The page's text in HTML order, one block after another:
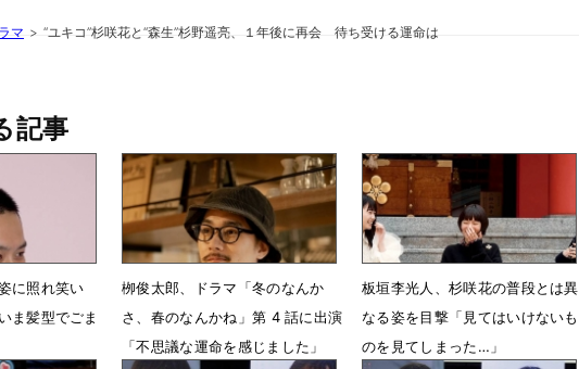
マ > “ユキコ”杉咲花と“森生”杉野遥亮、１年後に再会 待ち受ける運命は
記事
に照れ笑い
ま髪型でごま
栁俊太郎、ドラマ「冬のなんか
さ、春のなんかね」第 4 話に出演
「不思議な運命を感じました」
板垣李光人、杉咲花の普段とは異
なる姿を目撃「見てはいけないも
のを見てしまった…」